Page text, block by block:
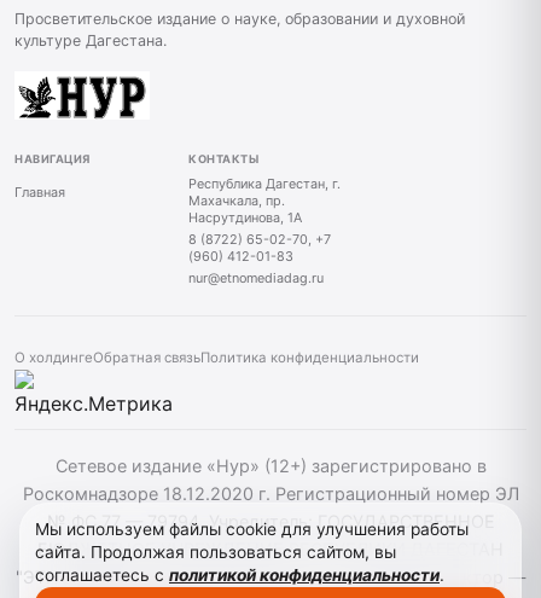
Просветительское издание о науке, образовании и духовной
культуре Дагестана.
НАВИГАЦИЯ
Главная
КОНТАКТЫ
Республика Дагестан, г.
Махачкала, пр.
Насрутдинова, 1А
8 (8722) 65-02-70, +7
(960) 412-01-83
nur@etnomediadag.ru
О холдингеОбратная связьПолитика конфиденциальности
Сетевое издание «Нур» (12+) зарегистрировано в
Роскомнадзоре 18.12.2020 г. Регистрационный номер ЭЛ
№ ФС 77 — 79794. Учредитель: ГОСУДАРСТВЕННОЕ
БЮДЖЕТНОЕ УЧРЕЖДЕНИЕ РЕСПУБЛИКИ ДАГЕСТАН
"ЭТНОМЕДИАХОЛДИНГ "ДАГЕСТАН". Главный редактор —
Мы используем файлы cookie для улучшения работы
сайта. Продолжая пользоваться сайтом, вы
соглашаетесь с политикой конфиденциальности.